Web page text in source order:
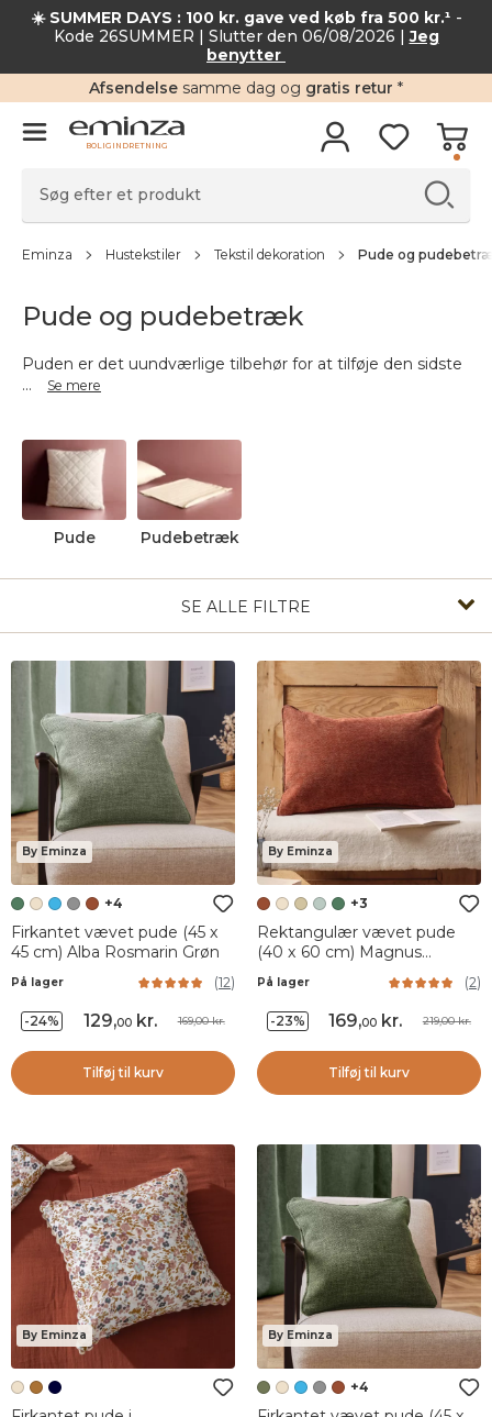
☀️ SUMMER DAYS : 100 kr. gave ved køb fra 500 kr.¹ -
Kode 26SUMMER | Slutter den 06/08/2026 |Jeg
benytter
Afsendelse samme dag og gratis retur *
BOLIGINDRETNING
Eminza Hustekstiler Tekstil dekoration Pude og
Pude og pudebetræk
Puden er det uundværlige tilbehør for at tilføje den sidste
...
Se mere
Pude Pudebetræk
SE ALLE FILTRE
By Eminza
+4
Firkantet vævet pude (45 x
45 cm) Alba Rosmarin Grøn
På lager (12)
-24% 129,00kr. 169,00 kr.
Tilføj til kurv
By Eminza
+3
Rektangulær vævet pude
(40 x 60 cm) Magnus
Terracotta
På lager (2)
-23% 169,00 kr. 219,00 kr.
Tilføj til kurv
By Eminza By Eminza
+4